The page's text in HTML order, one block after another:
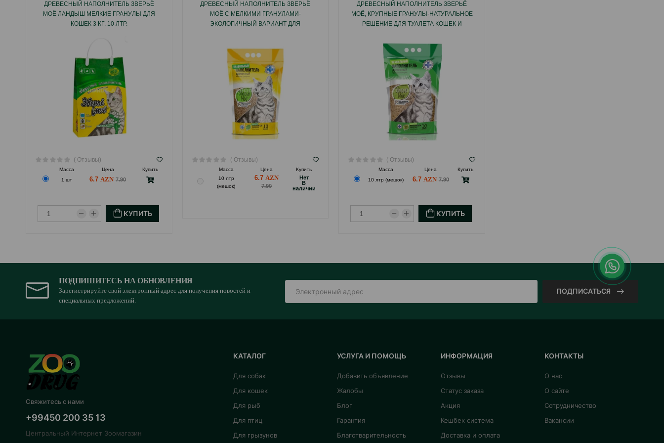
ДРЕВЕСНЫЙ НАПОЛНИТЕЛЬ ЗВЕРЬЁ
МОЁ ЛАНДЫШ МЕЛКИЕ ГРАНУЛЫ ДЛЯ
КОШЕК 3 КГ. 10 ЛТР.
( Отзывы)
Масса Цена
Купить
1 шт
6.7 7.90
КУПИТЬ
ДРЕВЕСНЫЙ НАПОЛНИТЕЛЬ ЗВЕРЬЁ
МОЁ С МЕЛКИМИ ГРАНУЛАМИ-
ЭКОЛОГИЧНЫЙ ВАРИАНТ ДЛЯ
ДОБАВЛЕНИЯ ХИМИЧЕСКИХ
КОМПОНЕНТОВ 10Л
( Отзывы)
Масса Цена
Купить
10 лтр
(мешок)
6.7
7.90
Hет
B
наличии
ДРЕВЕСНЫЙ НАПОЛНИТЕЛЬ ЗВЕРЬЁ
МОЁ, КРУПНЫЕ ГРАНУЛЫ-НАТУРАЛЬНОЕ
РЕШЕНИЕ ДЛЯ ТУАЛЕТА КОШЕК И
( Отзывы)
Масса Цена
Купить
10 лтр (мешок)
6.7 7.90
КУПИТЬ
ПОДПИШИТЕСЬ НА ОБНОВЛЕНИЯ
Зарегистрируйте свой электронный адрес для получения новостей и
специальных предложений.
ПОДПИСАТЬСЯ
Свяжитесь с нами
+99450 200 35 13
Центральный Интернет Зоомагазин
КАТАЛОГ
Для собак
Для кошек
Для рыб
Для птиц
Для грызунов
УСЛУГА И ПОМОЩЬ
Добавить объявление
Жалобы
Блог
Гарантия
Благотварительность
ИНФОРМАЦИЯ
Отзывы
Статус заказа
Акция
Кешбек система
Доставка и оплата
КОНТАКТЫ
О нас
О сайте
Сотрудничество
Вакансии